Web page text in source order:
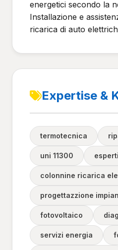
energetici secondo la
Installazione e
ricarica di auto
Expertise &
termotecnica
uni 11300
colonnine ricarica
progettazzione
fotovoltaico
servizi energia